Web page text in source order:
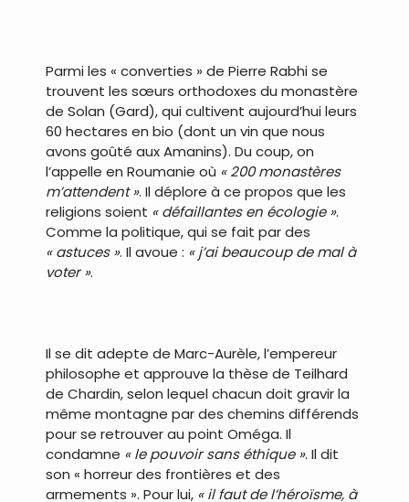
Parmi les « converties » de Pierre Rabhi se
trouvent les sœurs orthodoxes du monastère
de Solan (Gard), qui cultivent aujourd’hui leurs
60 hectares en bio (dont un vin que nous
avons goûté aux Amanins). Du coup, on
l’appelle en Roumanie où « 200 monastères
m’attendent ». Il déplore à ce propos que les
religions soient « défaillantes en écologie ».
Comme la politique, qui se fait par des
« astuces ». Il avoue : « j’ai beaucoup de mal à
voter ».
Il se dit adepte de Marc-Aurèle, l’empereur
philosophe et approuve la thèse de Teilhard
de Chardin, selon lequel chacun doit gravir la
même montagne par des chemins différends
pour se retrouver au point Oméga. Il
condamne « le pouvoir sans éthique ». Il dit
son « horreur des frontières et des
armements ». Pour lui, « il faut de l’héroïsme, à